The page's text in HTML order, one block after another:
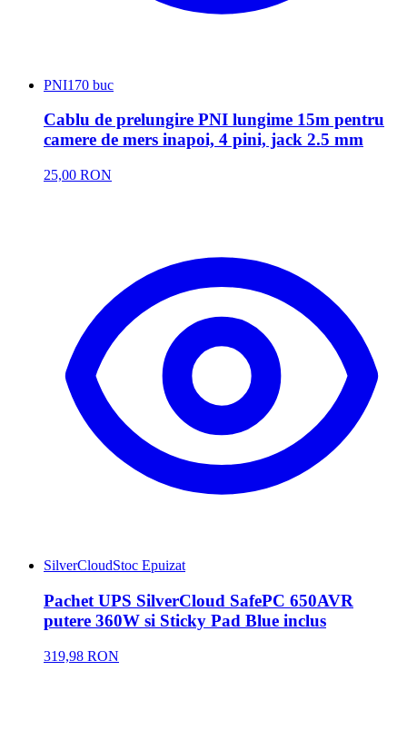
PNI170 buc
Cablu de prelungire PNI lungime 15m pentru
camere de mers inapoi, 4 pini, jack 2.5 mm
25,00 RON
SilverCloudStoc Epuizat
Pachet UPS SilverCloud SafePC 650AVR
putere 360W si Sticky Pad Blue inclus
319,98 RON